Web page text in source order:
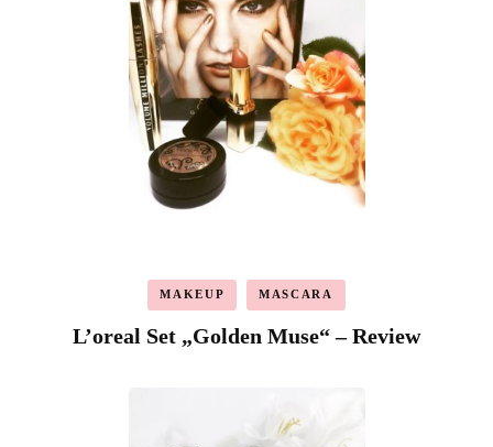
MAKEUP MASCARA
L’oreal Set „Golden Muse“ – Review